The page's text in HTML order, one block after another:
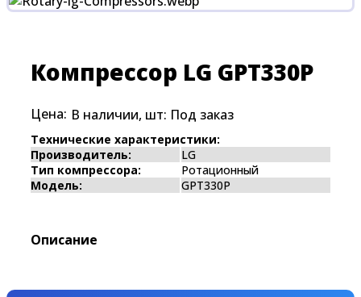
Компрессор LG GPT330P
Цена: В наличии, шт: Под заказ
Технические характеристики:
Производитель:
LG
Тип компрессора:
Ротационный
Модель:
GPT330P
Описание